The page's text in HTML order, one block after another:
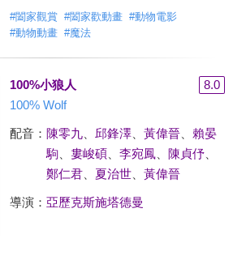
#闔家觀賞 #闔家歡動畫 #動物電影
#動物動畫 #魔法
100%小狼人
8.0
100% Wolf
配音： 陳零九、 邱鋒澤、 黃偉晉、 賴晏
駒、 婁峻碩、 李宛鳳、 陳貞伃、
鄭仁君、 夏治世、 黃偉晉
導演： 亞歷克斯施塔德曼